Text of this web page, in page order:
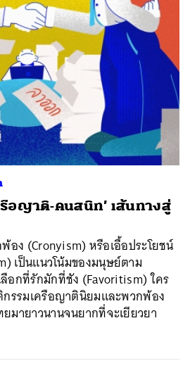
รือญาติ-คนสนิท’ เส้นทางสู่
อง (Cronyism) หรือเอื้อประโยชน์
เป็นแนวโน้มของมนุษย์ตาม
อกที่รักมักที่ชัง (Favoritism) ใคร
รรมเครือญาตินิยมและพวกพ้อง
มายาวนานจนยากที่จะเยียวยา